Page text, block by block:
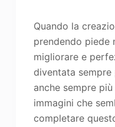
Quando la
prendendo piede
migliorare e
diventata sempre
anche sempre
immagini che
completare